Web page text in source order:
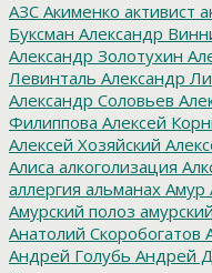
АЗС Акименко активист
Буксман Александр
Александр Золотухин
Левинталь Александр
Александр Соловьев
Филиппова Алексей
Алексей Хозяйский
Алиса алкоголизация
аллергия альманах Амур
Амурский полоз
Анатолий Скоробогатов
Андрей Голубь Андрей